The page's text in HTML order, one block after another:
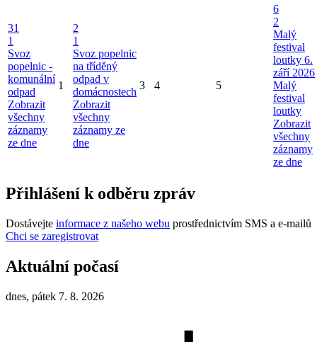
31
1
Svoz
popelnic -
komunální
odpad
Zobrazit
všechny
záznamy
ze dne
1
2
1
Svoz popelnic
na tříděný
odpad v
domácnostech
Zobrazit
všechny
záznamy ze
dne
3 4 5
6
2
Malý
festival
loutky 6.
září 2026
Malý
festival
loutky
Zobrazit
všechny
záznamy
ze dne
Přihlášení k odběru zpráv
Dostávejte informace z našeho webu prostřednictvím SMS a e-mailů
Chci se zaregistrovat
Aktuální počasí
dnes, pátek 7. 8. 2026